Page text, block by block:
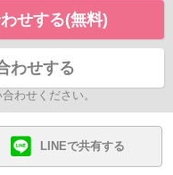
せする(無料)
わせする
わせください。
LINEで共有する